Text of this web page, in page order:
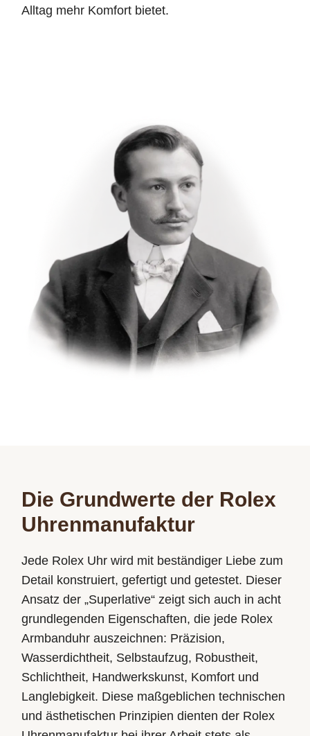
Alltag mehr Komfort bietet.
Die Grundwerte der Rolex
Uhrenmanufaktur
Jede Rolex Uhr wird mit beständiger Liebe zum
Detail konstruiert, gefertigt und getestet. Dieser
Ansatz der „Superlative“ zeigt sich auch in acht
grundlegenden Eigenschaften, die jede Rolex
Armbanduhr auszeichnen: Präzision,
Wasserdichtheit, Selbstaufzug, Robustheit,
Schlichtheit, Handwerkskunst, Komfort und
Langlebigkeit. Diese maßgeblichen technischen
und ästhetischen Prinzipien dienten der Rolex